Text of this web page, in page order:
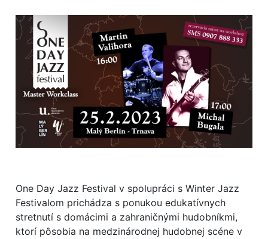
One Day Jazz Festival v spolupráci s Winter Jazz
Festivalom prichádza s ponukou edukatívnych
stretnutí s domácimi a zahraničnými hudobníkmi,
ktorí pôsobia na medzinárodnej hudobnej scéne v